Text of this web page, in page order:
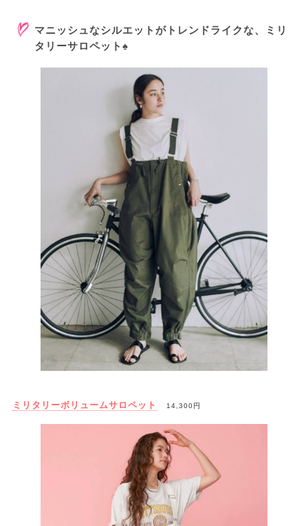
マニッシュなシルエットがトレンドライクな、ミリ
タリーサロペット♠
ミリタリーボリュームサロペット 14,300円